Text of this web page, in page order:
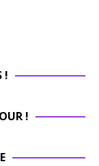
!
!